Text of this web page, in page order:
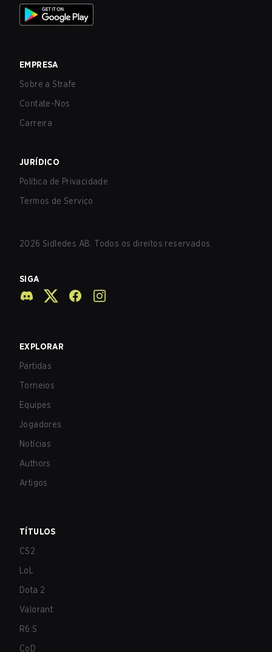
EMPRESA
Sobre a Strafe
Contate-Nos
Carreira
JURÍDICO
Política de Privacidade
Termos de Serviço
2026 Sidledes AB. Todos os direitos reservados.
SIGA
EXPLORAR
Partidas
Torneios
Equipes
Jogadores
Notícias
Authors
Artigos
TÍTULOS
CS2
LoL
Dota 2
Valorant
R6:S
CoD